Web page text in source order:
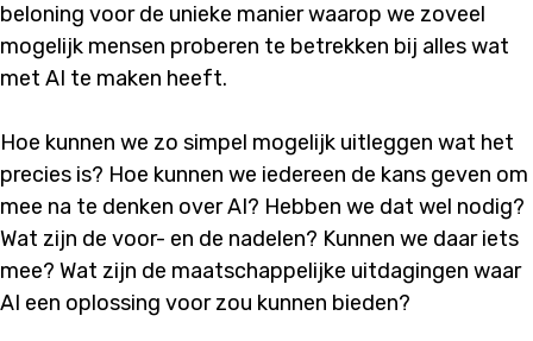
beloning voor de unieke manier waarop we zoveel
mogelijk mensen proberen te betrekken bij alles wat
met AI te maken heeft.
Hoe kunnen we zo simpel mogelijk uitleggen wat het
precies is? Hoe kunnen we iedereen de kans geven om
mee na te denken over AI? Hebben we dat wel nodig?
Wat zijn de voor- en de nadelen? Kunnen we daar iets
mee? Wat zijn de maatschappelijke uitdagingen waar
AI een oplossing voor zou kunnen bieden?